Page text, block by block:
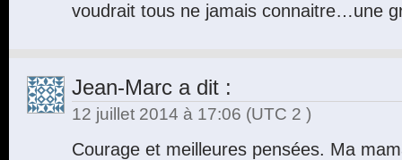
voudrait tous ne jamais connaitre…une
Jean-Marc a dit :
12 juillet 2014 à 17:06 (UTC 2 )
Courage et meilleures pensées. Ma